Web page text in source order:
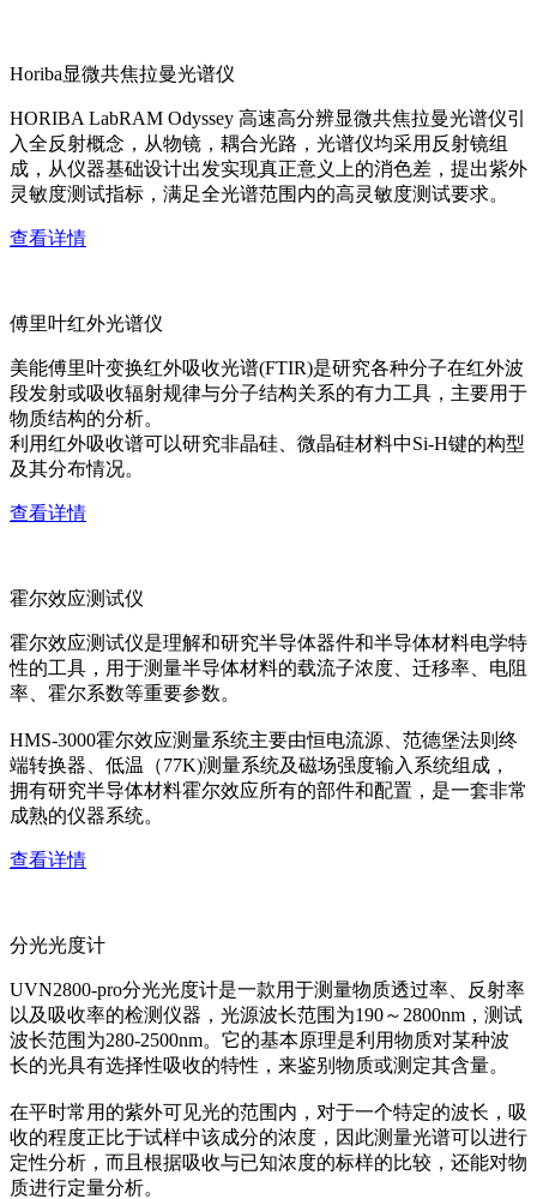
Horiba显微共焦拉曼光谱仪
HORIBA LabRAM Odyssey 高速高分辨显微共焦拉曼光谱仪引
入全反射概念，从物镜，耦合光路，光谱仪均采用反射镜组
成，从仪器基础设计出发实现真正意义上的消色差，提出紫外
灵敏度测试指标，满足全光谱范围内的高灵敏度测试要求。
查看详情
傅里叶红外光谱仪
美能傅里叶变换红外吸收光谱(FTIR)是研究各种分子在红外波
段发射或吸收辐射规律与分子结构关系的有力工具，主要用于
物质结构的分析。
利用红外吸收谱可以研究非晶硅、微晶硅材料中Si-H键的构型
及其分布情况。
查看详情
霍尔效应测试仪
霍尔效应测试仪是理解和研究半导体器件和半导体材料电学特
性的工具，用于测量半导体材料的载流子浓度、迁移率、电阻
率、霍尔系数等重要参数。
HMS-3000霍尔效应测量系统主要由恒电流源、范德堡法则终
端转换器、低温（77K)测量系统及磁场强度输入系统组成，
拥有研究半导体材料霍尔效应所有的部件和配置，是一套非常
成熟的仪器系统。
查看详情
分光光度计
UVN2800-pro分光光度计是一款用于测量物质透过率、反射率
以及吸收率的检测仪器，光源波长范围为190～2800nm，测试
波长范围为280-2500nm。它的基本原理是利用物质对某种波
长的光具有选择性吸收的特性，来鉴别物质或测定其含量。
在平时常用的紫外可见光的范围内，对于一个特定的波长，吸
收的程度正比于试样中该成分的浓度，因此测量光谱可以进行
定性分析，而且根据吸收与已知浓度的标样的比较，还能对物
质进行定量分析。